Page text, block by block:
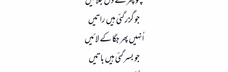
جو گزر گئی ہیں راتیں
اُنہیں پھر جگا کے لائیں
جو بسر گئی ہیں باتیں